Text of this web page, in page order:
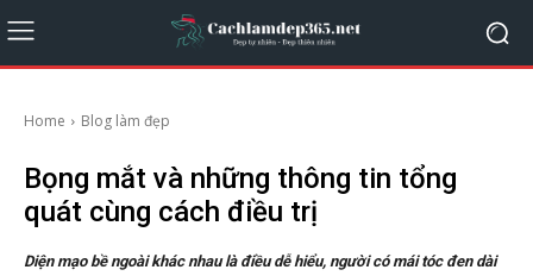
Home Blog làm đẹp
Bọng mắt và những thông tin tổng
quát cùng cách điều trị
Diện mạo bề ngoài khác nhau là điều dễ hiểu, người có mái tóc đen dài